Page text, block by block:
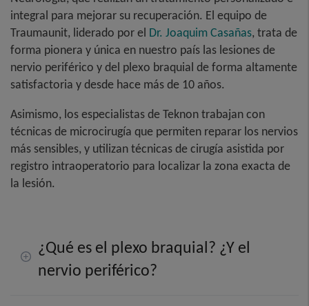
integral para mejorar su recuperación. El equipo de
Traumaunit, liderado por el Dr. Joaquim Casañas, trata de
forma pionera y única en nuestro país las lesiones de
nervio periférico y del plexo braquial de forma altamente
satisfactoria y desde hace más de 10 años.
Asimismo, los especialistas de Teknon trabajan con
técnicas de microcirugía que permiten reparar los nervios
más sensibles, y utilizan técnicas de cirugía asistida por
registro intraoperatorio para localizar la zona exacta de
la lesión.
¿Qué es el plexo braquial? ¿Y el
nervio periférico?